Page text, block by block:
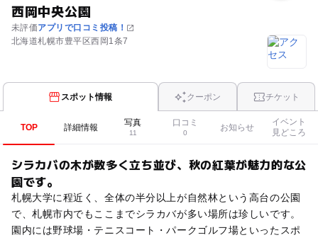
西岡中央公園
未評価アプリで口コミ投稿！
北海道札幌市豊平区西岡1条7
スポット情報 クーポン チケット
TOP 詳細情報 写真
11
口コミ
0
お知らせ
イベント
見どころ
シラカバの木が数多く立ち並び、秋の紅葉が魅力的な公
園です。
札幌大学に程近く、全体の半分以上が自然林という高台の公園
で、札幌市内でもここまでシラカバが多い場所は珍しいです。
園内には野球場・テニスコート・パークゴルフ場といったスポ